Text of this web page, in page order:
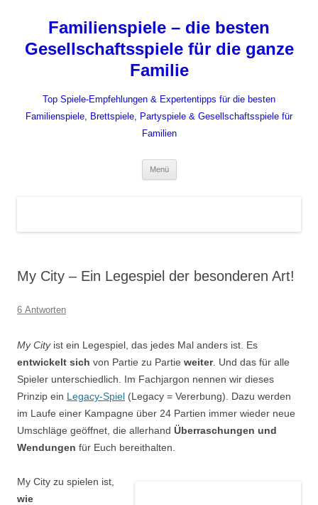
springenFamilienspiele – die besten
Gesellschaftsspiele für die ganze
Familie
Top Spiele-Empfehlungen & Expertentipps für die besten
Familienspiele, Brettspiele, Partyspiele & Gesellschaftsspiele für
Familien
Menü
My City – Ein Legespiel der besonderen Art!
6 Antworten
My Cityist ein Legespiel, das jedes Mal anders ist. Es
entwickelt sich von Partie zu Partie weiter. Und das für alle
Spieler unterschiedlich. Im Fachjargon nennen wir dieses
Prinzip ein Legacy-Spiel (Legacy = Vererbung). Dazu werden
im Laufe einer Kampagne über 24 Partien immer wieder neue
Umschläge geöffnet, die allerhand Überraschungen und
Wendungen für Euch bereithalten.
My City zu spielen ist,
wie